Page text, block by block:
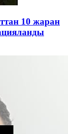
10 жаран